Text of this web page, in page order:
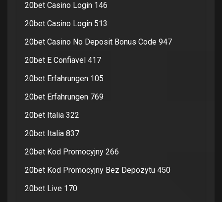
20bet Casino Login 146
20bet Casino Login 513
20bet Casino No Deposit Bonus Code 947
20bet E Confiavel 417
20bet Erfahrungen 105
20bet Erfahrungen 769
20bet Italia 322
20bet Italia 837
20bet Kod Promocyjny 266
20bet Kod Promocyjny Bez Depozytu 450
20bet Live 170